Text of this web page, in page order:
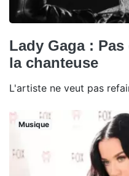
Lady Gaga :
la chanteuse
L'artiste ne veut pas
Musique